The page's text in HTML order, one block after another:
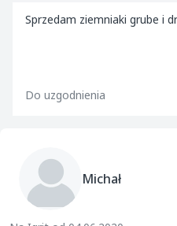
Sprzedam ziemniaki grube i
Do uzgodnienia
Michał